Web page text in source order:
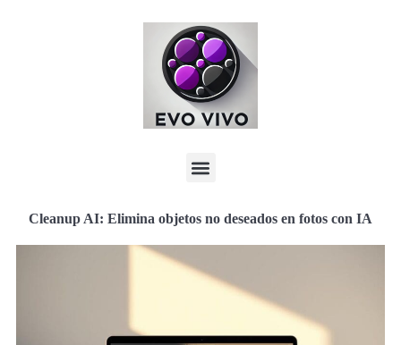
Cleanup AI: Elimina objetos no deseados en fotos con IA